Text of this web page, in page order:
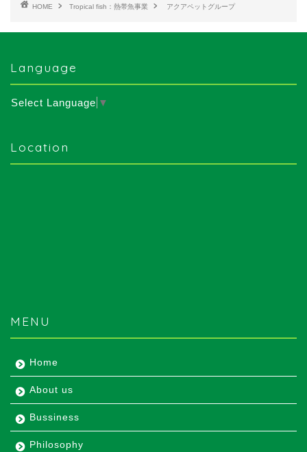
HOME Tropical fish：熱帯魚事業 アクアペットグループ
Language
Select Language ▼
Location
MENU
Home
About us
Bussiness
Philosophy